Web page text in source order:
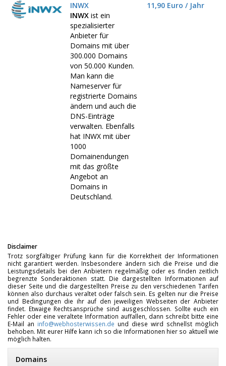
INWX
INWX ist ein
spezialisierter
Anbieter für
Domains mit über
300.000 Domains
von 50.000 Kunden.
Man kann die
Nameserver für
registrierte Domains
ändern und auch die
DNS-Einträge
verwalten. Ebenfalls
hat INWX mit über
1000
Domainendungen
mit das größte
Angebot an
Domains in
Deutschland.
11,90 Euro / Jahr
Disclaimer
Trotz sorgfältiger Prüfung kann für die Korrektheit der Informationen
nicht garantiert werden. Insbesondere ändern sich die Preise und die
Leistungsdetails bei den Anbietern regelmäßig oder es finden zeitlich
begrenzte Sonderaktionen statt. Die dargestellten Informationen auf
dieser Seite und die dargestellten Preise zu den verschiedenen Tarifen
können also durchaus veraltet oder falsch sein. Es gelten nur die Preise
und Bedingungen die ihr auf den jeweiligen Webseiten der Anbieter
findet. Etwaige Rechtsansprüche sind ausgeschlossen. Sollte euch ein
Fehler oder eine veraltete Information auffallen, dann schreibt bitte eine
E-Mail an info@webhosterwissen.de und diese wird schnellst möglich
behoben. Mit eurer Hilfe kann ich so die Informationen hier so aktuell wie
möglich halten.
Domains